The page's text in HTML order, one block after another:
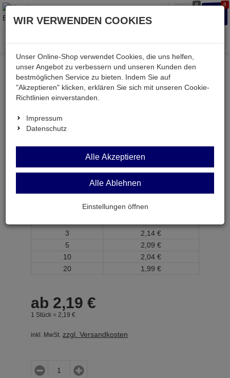
0 0
Menü
Weiter einkaufen Kessler electronic
TV & SAT
AKF500-WS
AKF500-WS
Antennenkabel F-Stecker auf F-Stecker weiß 5,0m
ab Menge
Preis je Stück
3
2, 14 €
5
2, 09 €
10
2, 04 €
20
1, 99 €
ab 2,19 €
1 Stück = 2, 19 €
inkl. MwSt. zzgl. Versandkosten
WIR VERWENDEN COOKIES
Unser Online-Shop verwendet Cookies, die uns helfen,
unser Angebot zu verbessern und unseren Kunden den
bestmöglichen Service zu bieten. Indem Sie auf
"Akzeptieren" klicken, erklären Sie sich mit unseren Cookie-
Richtlinien einverstanden.
Impressum
Datenschutz
Alle Akzeptieren
Alle Ablehnen
Einstellungen öffnen